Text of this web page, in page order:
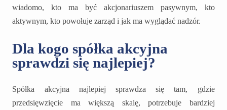
wiadomo, kto ma być akcjonariuszem pasywnym, kto
aktywnym, kto powołuje zarząd i jak ma wyglądać nadzór.
Dla kogo spółka akcyjna
sprawdzi się najlepiej?
Spółka akcyjna najlepiej sprawdza się tam, gdzie
przedsięwzięcie ma większą skalę, potrzebuje bardziej